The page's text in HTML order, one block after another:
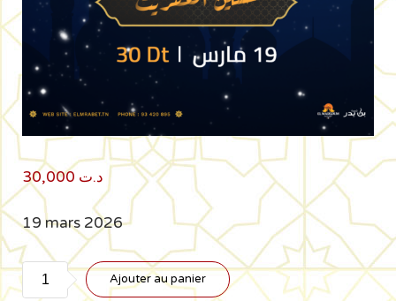
د.ت
19 mars 2026
quantité
de
Ajouter au panier